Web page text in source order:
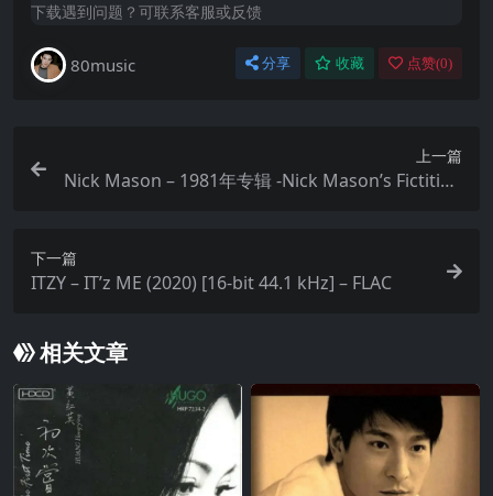
下载遇到问题？可联系客服或反馈
80music 分享 收藏 点赞(0)
上一篇
Nick Mason – 1981年专辑 -Nick Mason’s Fictitiou
下一篇
ITZY – IT’z ME (2020) [16-bit 44.1 kHz] – FLAC
相关文章